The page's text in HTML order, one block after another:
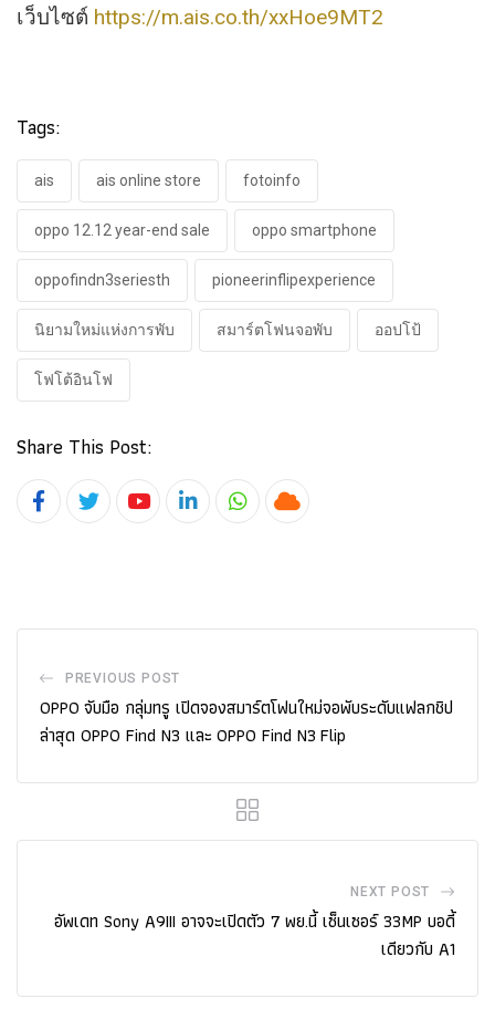
เว็บไซต์ https://m.ais.co.th/xxHoe9MT2
Tags:
ais ais online store fotoinfo
oppo 12.12 year-end sale oppo smartphone
oppofindn3seriesth pioneerinflipexperience
นิยามใหม่แห่งการพับ สมาร์ตโฟนจอพับ ออปโป้
โฟโต้อินโฟ
Share This Post:
YoutubeLinkedInWhatsapp
Cloud
PREVIOUS POST
OPPO จับมือ กลุ่มทรู เปิดจองสมาร์ตโฟนใหม่จอพับระดับแฟลกชิป
ล่าสุด OPPO Find N3 และ OPPO Find N3 Flip
NEXT POST
อัพเดท Sony A9III อาจจะเปิดตัว 7 พย.นี้ เซ็นเซอร์ 33MP บอดี้
เดียวกับ A1